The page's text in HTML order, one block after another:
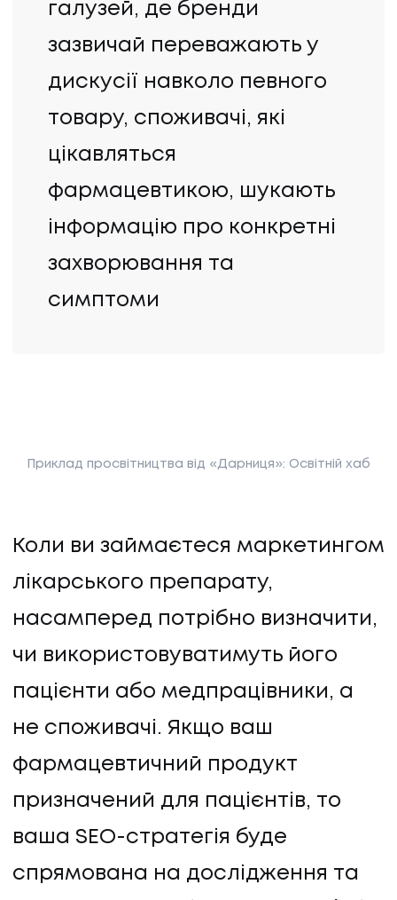
галузей, де бренди
зазвичай переважають у
дискусії навколо певного
товару, споживачі, які
цікавляться
фармацевтикою, шукають
інформацію про конкретні
захворювання та
симптоми
Приклад просвітництва від «Дарниця»: Освітній хаб
Коли ви займаєтеся маркетингом
лікарського препарату,
насамперед потрібно визначити,
чи використовуватимуть його
пацієнти або медпрацівники, а
не споживачі. Якщо ваш
фармацевтичний продукт
призначений для пацієнтів, то
ваша SEO-стратегія буде
спрямована на дослідження та